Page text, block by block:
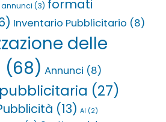
(3) formati
Inventario Pubblicitario (8)
delle
(68) Annunci (8)
(27)
(13) AI (2)